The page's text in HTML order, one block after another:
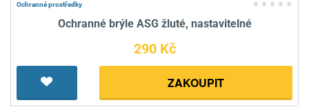
Ochranné prostředky
Ochranné brýle ASG žluté, nastavitelné
290 Kč
ZAKOUPIT